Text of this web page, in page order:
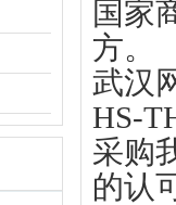
国家
方。
武汉
HS-
采购
的认